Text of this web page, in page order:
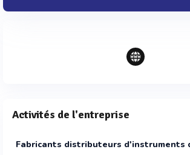
Activités de l'entreprise
Fabricants distributeurs d'instruments